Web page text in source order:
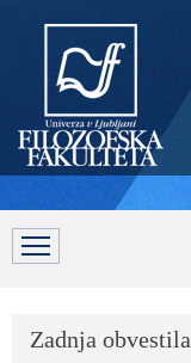
DOMOV
Zadnja obvestila